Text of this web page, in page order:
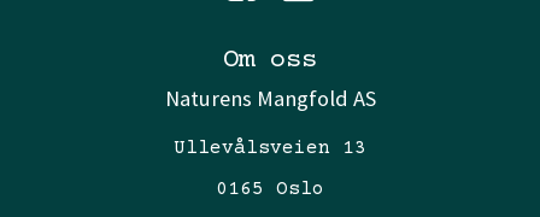
Om oss
Naturens Mangfold AS
Ullevålsveien 13
0165 Oslo